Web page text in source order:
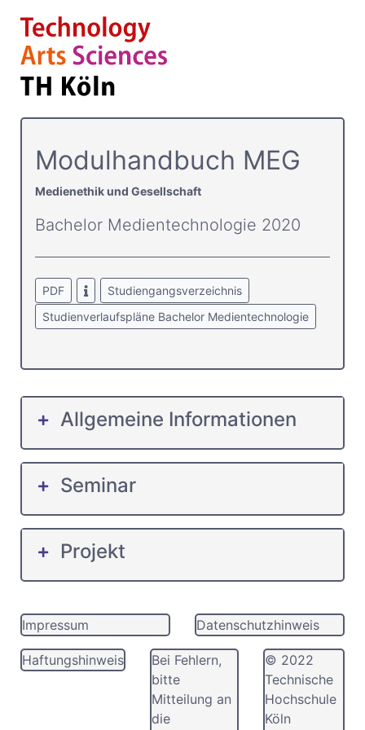
Modulhandbuch MEG
Medienethik und Gesellschaft
Bachelor Medientechnologie 2020
PDF
Studiengangsverzeichnis
Studienverlaufspläne Bachelor Medientechnologie
Allgemeine Informationen
Seminar
Projekt
Impressum Datenschutzhinweis
Haftungshinweis
Bei Fehlern,
bitte
Mitteilung an
die
© 2022
Technische
Hochschule
Köln